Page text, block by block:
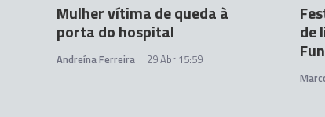
Mulher vítima de queda à
porta do hospital
Andreína Ferreira 29 Abr 15:59
de